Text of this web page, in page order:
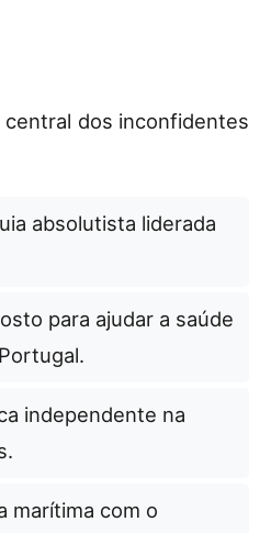
dos inconfidentes
absolutista liderada
para ajudar a saúde
independente na
marítima com o